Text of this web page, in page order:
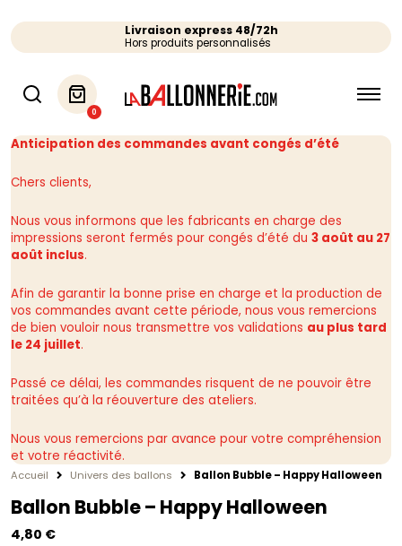
Livraison express 48/72h
Hors produits personnalisés
0
Anticipation des commandes avant congés d’été
Chers clients,
Nous vous informons que les fabricants en charge des
impressions seront fermés pour congés d’été du 3 août au 27
août inclus.
Afin de garantir la bonne prise en charge et la production de
vos commandes avant cette période, nous vous remercions
de bien vouloir nous transmettre vos validations au plus tard
le 24 juillet.
Passé ce délai, les commandes risquent de ne pouvoir être
traitées qu’à la réouverture des ateliers.
Nous vous remercions par avance pour votre compréhension
et votre réactivité.
Accueil Univers des ballons Ballon Bubble – Happy Halloween
Ballon Bubble – Happy Halloween
4,80 €